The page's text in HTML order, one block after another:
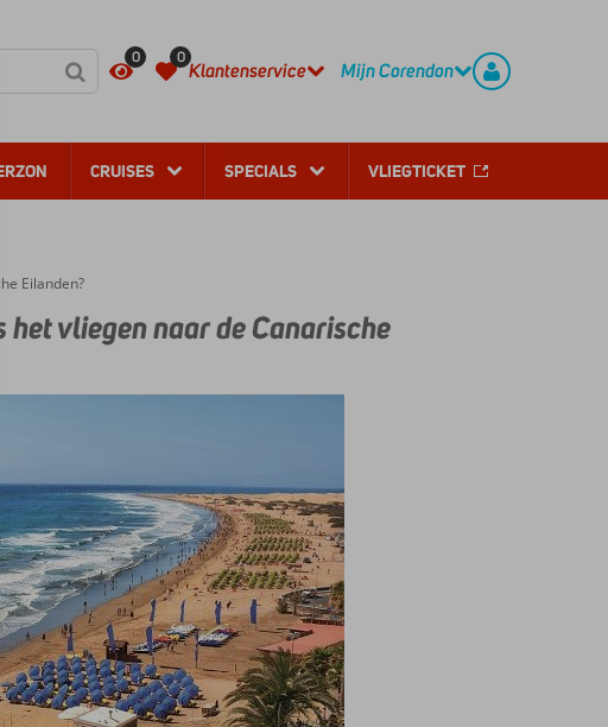
0 0
Klantenservice Mijn Corendon
CRUISES SPECIALS VLIEGTICKET
Eilanden?
vliegen naar de Canarische